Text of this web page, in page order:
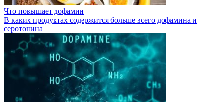
Что повышает дофамин
В каких продуктах содержится больше всего дофамина и
серотонина